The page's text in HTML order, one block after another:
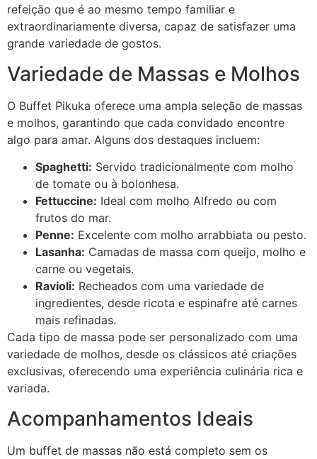
refeição que é ao mesmo tempo familiar e
extraordinariamente diversa, capaz de satisfazer uma
grande variedade de gostos.
Variedade de Massas e Molhos
O Buffet Pikuka oferece uma ampla seleção de massas
e molhos, garantindo que cada convidado encontre
algo para amar. Alguns dos destaques incluem:
Spaghetti: Servido tradicionalmente com molho
de tomate ou à bolonhesa.
Fettuccine: Ideal com molho Alfredo ou com
frutos do mar.
Penne: Excelente com molho arrabbiata ou pesto.
Lasanha: Camadas de massa com queijo, molho e
carne ou vegetais.
Ravioli: Recheados com uma variedade de
ingredientes, desde ricota e espinafre até carnes
mais refinadas.
Cada tipo de massa pode ser personalizado com uma
variedade de molhos, desde os clássicos até criações
exclusivas, oferecendo uma experiência culinária rica e
variada.
Acompanhamentos Ideais
Um buffet de massas não está completo sem os